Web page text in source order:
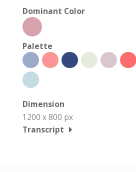
Dominant Color
Palette
Dimension
1200 x 800 px
Transcript